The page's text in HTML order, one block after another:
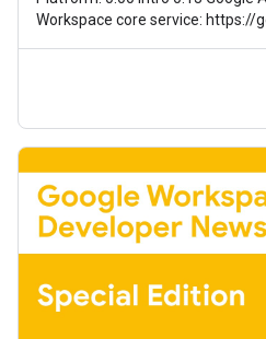
Workspace core service: https://